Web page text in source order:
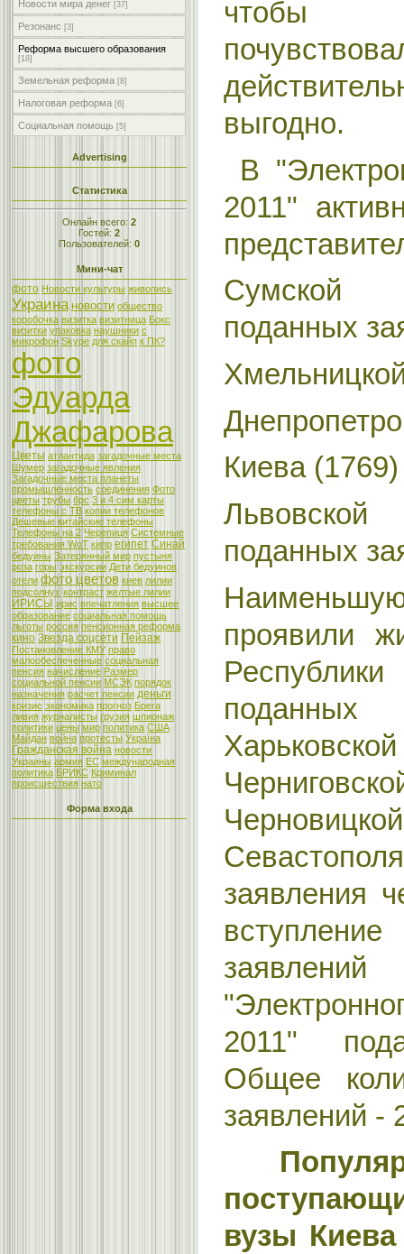
Новости мира денег [37]
Резонанс [3]
Реформа высшего образования
[18]
Земельная реформа [8]
Налоговая реформа [6]
Социальная помощь [5]
Advertising
Статистика
Онлайн всего: 2
Гостей: 2
Пользователей: 0
Мини-чат
фото Новости культуры живопись
Украина новости общество
коробочка визитка визитница Бокс
визитки упаковка наушники с
микрофон Skype для скайп к ПК?
фото
Эдуарда
Джафарова
Цветы атлантида загадочные места
Шумер загадочные явления
Загадочные места планеты
промышленность соединения Фото
цветы трубы брс 3 и 4 сим карты
телефоны с ТВ копии телефонов
Дешевые китайские телефоны
Телефоны на 2 Черепиця Системные
требования WoT кипр египет Синай
бедуины Затерянный мир пустыня
роза горы экскурсии Дети бедуинов
отели фото цветов киев лилии
подсолнух контраст желтые лилии
ИРИСЫ ирис впечатления высшее
образование социальная помощь
льготы россия пенсионная реформа
кино Звезда соцсети Пейзаж
Постановление КМУ право
малообеспеченные социальная
пенсия начисление Размер
социальной пенсии МСЭК порядок
назначения расчет пенсии деньги
кризис экономика прогноз Брега
ливия журналисты грузия шпионаж
политики цены мир политика США
Майдан война протесты Україна
Гражданская война новости
Украины армия ЕС международная
политика БРИКС Криминал
происшествия нато
Форма входа
чтобы
выгодно.
В
2011"
Сумской
поданных
Киева
поданных
проявили
заявления
2011"
Общее
заявлений -
вузы Киева